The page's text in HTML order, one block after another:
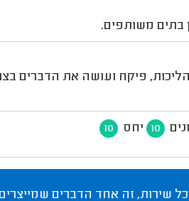
בתים משותפים.
פיקח ועושה את הדברים
10 יחס 10
כל שירות, זה אחד הדברים